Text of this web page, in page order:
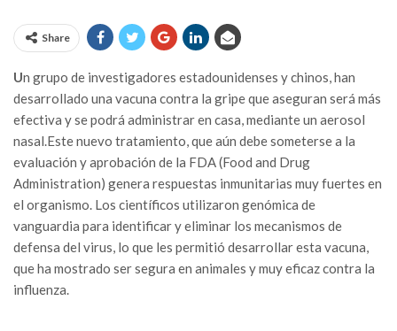
Share
Un grupo de investigadores estadounidenses y chinos, han
desarrollado una vacuna contra la gripe que aseguran será más
efectiva y se podrá administrar en casa, mediante un aerosol
nasal.Este nuevo tratamiento, que aún debe someterse a la
evaluación y aprobación de la FDA (Food and Drug
Administration) genera respuestas inmunitarias muy fuertes en
el organismo. Los científicos utilizaron genómica de
vanguardia para identificar y eliminar los mecanismos de
defensa del virus, lo que les permitió desarrollar esta vacuna,
que ha mostrado ser segura en animales y muy eficaz contra la
influenza.